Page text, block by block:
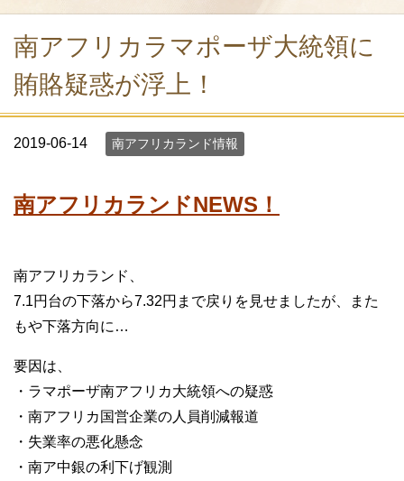
南アフリカラマポーザ大統領に
賄賂疑惑が浮上！
2019-06-14 南アフリカランド情報
南アフリカランドNEWS！
南アフリカランド、
7.1円台の下落から7.32円まで戻りを見せましたが、また
もや下落方向に…
要因は、
・ラマポーザ南アフリカ大統領への疑惑
・南アフリカ国営企業の人員削減報道
・失業率の悪化懸念
・南ア中銀の利下げ観測